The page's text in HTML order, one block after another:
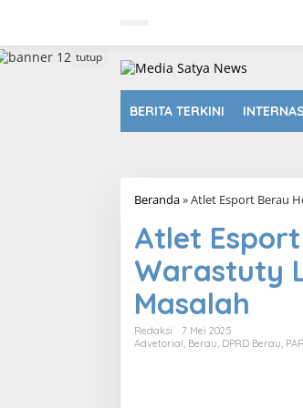
a
BERITA TERKINI
tutup
Beranda»Atlet Esport Berau
Atlet
Warastuty
Masalah
Redaksi
7 Mei 2025
Advetorial Berau DPRD Berau